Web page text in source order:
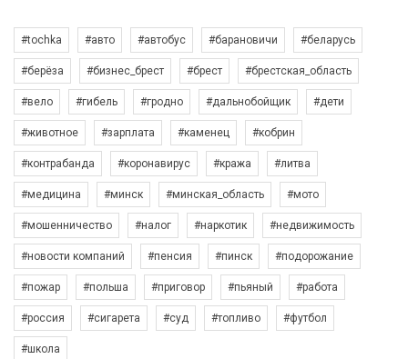
#tochka #авто #автобус #барановичи #беларусь
#берёза #бизнес_брест #брест #брестская_область
#вело #гибель #гродно #дальнобойщик #дети
#животное #зарплата #каменец #кобрин
#контрабанда #коронавирус #кража #литва
#медицина #минск #минская_область #мото
#мошенничество #налог #наркотик #недвижимость
#новости компаний #пенсия #пинск #подорожание
#пожар #польша #приговор #пьяный #работа
#россия #сигарета #суд #топливо #футбол
#школа